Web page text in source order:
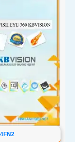
IP, sản phẩm
nét